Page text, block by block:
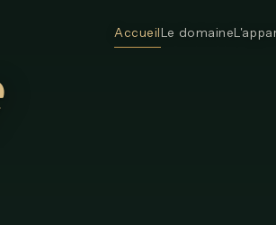
AccueilLe domaine